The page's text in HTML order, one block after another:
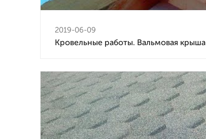
2019-06-09
Кровельные работы. Вальмовая крыша